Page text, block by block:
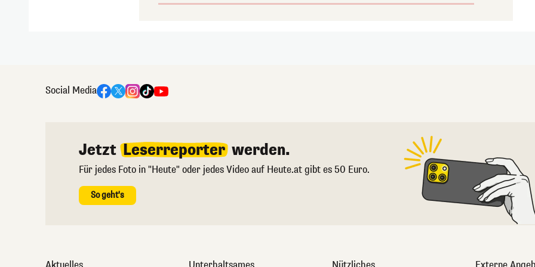
Social Media
Jetzt Leserreporter werden.
Für jedes Foto in "Heute" oder jedes Video auf Heute.at gibt es 50 Euro.
So geht's